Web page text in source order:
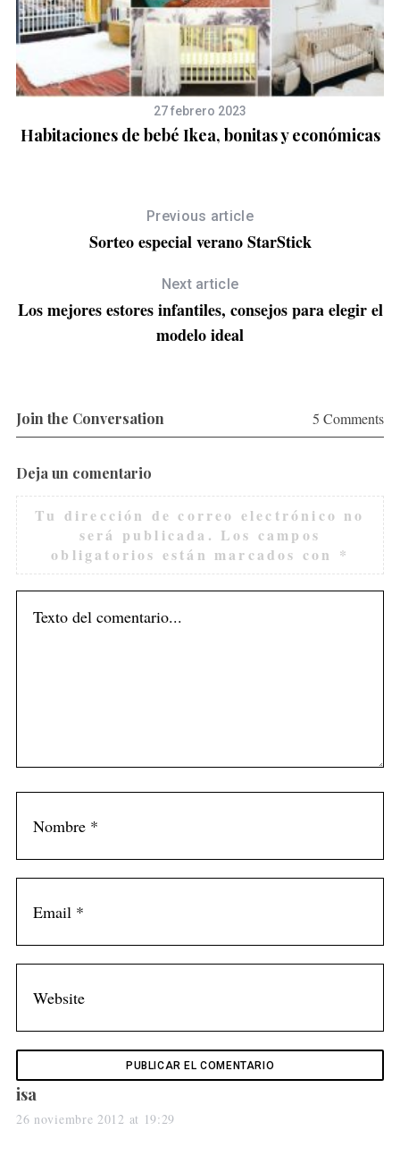
27 febrero 2023
Habitaciones de bebé Ikea, bonitas y económicas
Previous article
Sorteo especial verano StarStick
Next article
Los mejores estores infantiles, consejos para elegir el
modelo ideal
Join the Conversation 5 Comments
Deja un comentario
Tu dirección de correo electrónico no
será publicada. Los campos
obligatorios están marcados con *
s
a
isa
26 noviembre 2012 at 19:29